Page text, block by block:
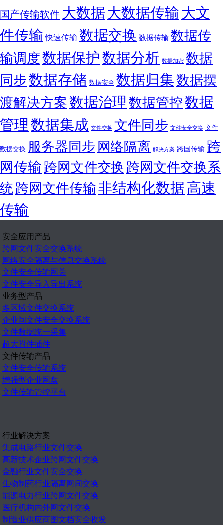
国产传输软件 大数据大数据传输大文
件传输 快速传输 数据交换 数据传输数据传
输调度数据保护数据分析 数据加密 数据
同步数据存储 数据安全 数据归集数据摆
渡解决方案数据治理数据管控数据
管理数据集成 文件交换 文件同步 文件安全交换 文件
数据交换 服务器同步网络隔离 解决方案 跨国传输 跨
网传输跨网文件交换跨网文件交换系
统跨网文件传输非结构化数据高速
传输
安全应用产品
跨网文件安全交换系统
网络安全隔离与信息交换系统
文件安全传输网关
文件安全导入导出系统
业务型产品
多区域文件交换系统
企业间文件安全交换系统
文件数据统一采集
超大附件插件
文件传输产品
文件安全传输系统
增强型企业网盘
文件传输管控平台
行业解决方案
集成电路行业文件交换
高新技术企业跨网文件交换
金融行业文件安全交换
生物制药行业隔离网间交换
能源电力行业跨网文件交换
医疗机构内外网文件交换
制造业供应商图文档安全收发